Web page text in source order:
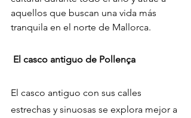
aquellos que buscan una vida más
tranquila en el norte de Mallorca.
El casco antiguo de Pollença
El casco antiguo con sus calles
estrechas y sinuosas se explora mejor a